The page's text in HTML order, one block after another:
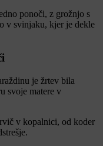
ponoči, z grožnjo s
v svinjaku, kjer je dekle
je žrtev bila
svoje matere v
v kopalnici, od koder